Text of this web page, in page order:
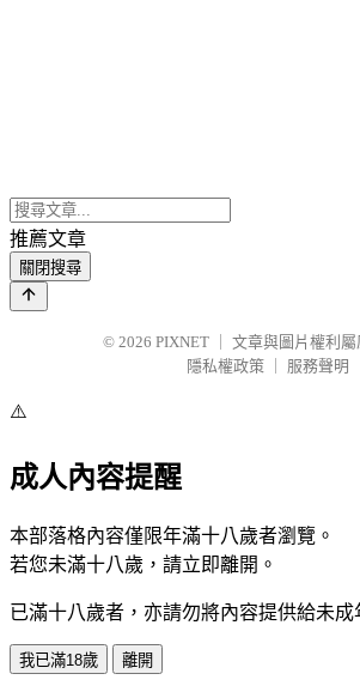
推薦文章
關閉搜尋
© 2026 PIXNET
文章與圖片權利
隱私權政策
服務聲明
⚠️
成人內容提醒
本部落格內容僅限年滿十八歲者瀏覽。
若您未滿十八歲，請立即離開。
已滿十八歲者，亦請勿將內容提供給未成
我已滿18歲 離開